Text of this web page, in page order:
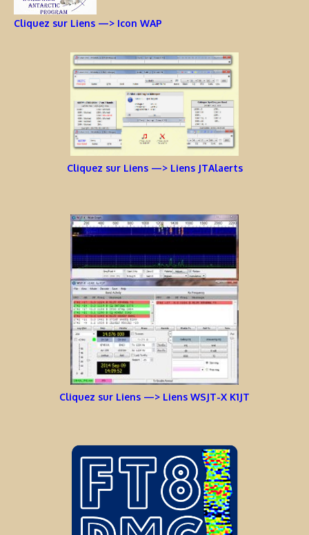
Cliquez sur Liens —> Icon WAP
Cliquez sur Liens —> Liens JTAlaerts
Cliquez sur Liens —> Liens WSJT-X K1JT